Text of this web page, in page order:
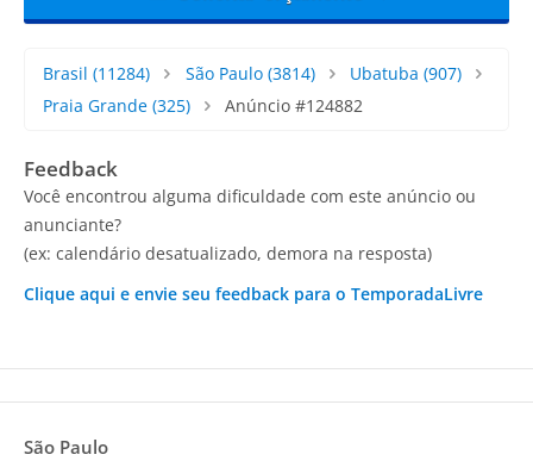
Brasil (11284) São Paulo(3814) Ubatuba (907)
Praia Grande (325) Anúncio #124882
Feedback
Você encontrou alguma dificuldade com este anúncio ou
anunciante?
(ex: calendário desatualizado, demora na resposta)
Clique aqui e envie seu feedback para o TemporadaLivre
São Paulo